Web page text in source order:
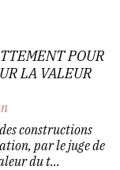
POUR
LA VALEUR
constructions
par le juge de
du t...